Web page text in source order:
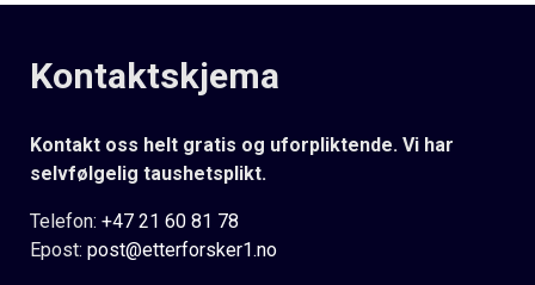
Kontaktskjema
Kontakt oss helt gratis og uforpliktende. Vi har
selvfølgelig taushetsplikt.
Telefon: +47 21 60 81 78
Epost: post@etterforsker1.no